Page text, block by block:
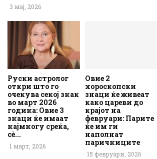
3 мај, 2026
Руски астролог
откри што го
очекува секој знак
во март 2026
година: Овие 3
знаци ќе имаат
најмногу среќа,
сè...
1 март, 2026
Овие 2
хороскопски
знаци ќе живеат
како цареви до
крајот на
февруари: Парите
ќе им ги
наполнат
паричниците
15 февруари, 2026